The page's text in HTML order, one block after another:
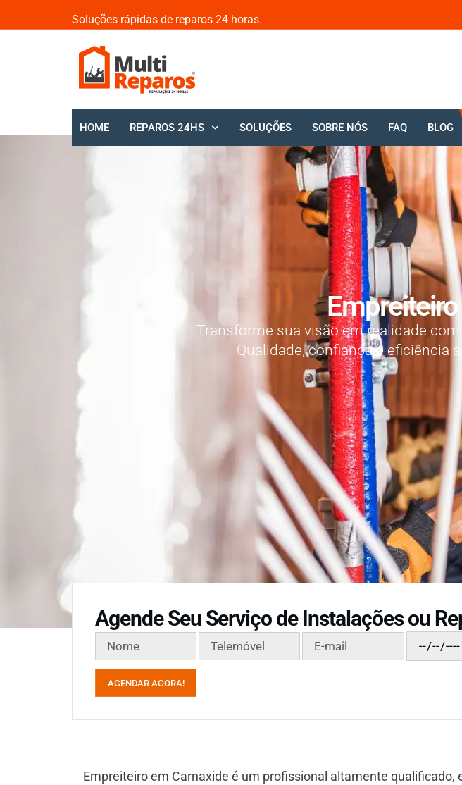
Soluções rápidas de reparos 24 horas.
HOME REPAROS 24HS SOLUÇÕES SOBRE NÓS FAQ BLOG
Transforme sua visão em realidade
Qualidade, confiança e eficiência
Agende Seu Serviço de Instalações ou
AGENDAR AGORA!
Empreiteiro em Carnaxide é um profissional altamente qualificado,